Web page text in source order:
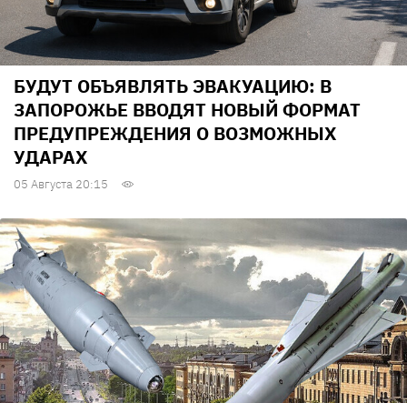
БУДУТ ОБЪЯВЛЯТЬ ЭВАКУАЦИЮ: В
ЗАПОРОЖЬЕ ВВОДЯТ НОВЫЙ ФОРМАТ
ПРЕДУПРЕЖДЕНИЯ О ВОЗМОЖНЫХ
УДАРАХ
05 Августа 20:15